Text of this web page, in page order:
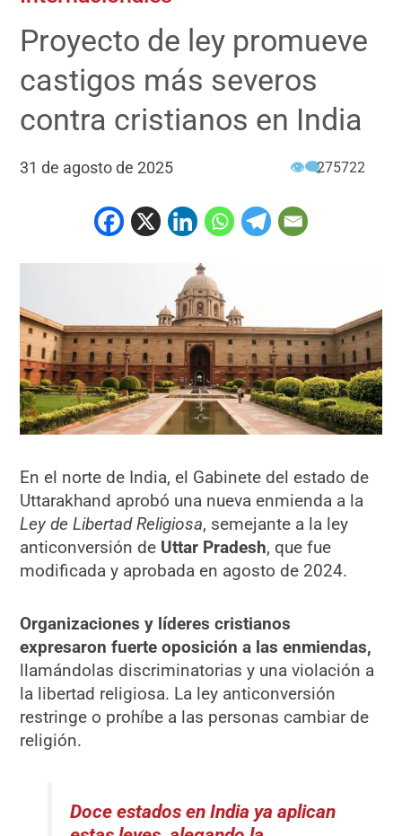
Proyecto de ley promueve
castigos más severos
contra cristianos en India
31 de agosto de 2025 👁‍🗨275722
En el norte de India, el Gabinete del estado de
Uttarakhand aprobó una nueva enmienda a la
Ley de Libertad Religiosa, semejante a la ley
anticonversión de Uttar Pradesh, que fue
modificada y aprobada en agosto de 2024.
Organizaciones y líderes cristianos
expresaron fuerte oposición a las enmiendas,
llamándolas discriminatorias y una violación a
la libertad religiosa. La ley anticonversión
restringe o prohíbe a las personas cambiar de
religión.
Doce estados en India ya aplican